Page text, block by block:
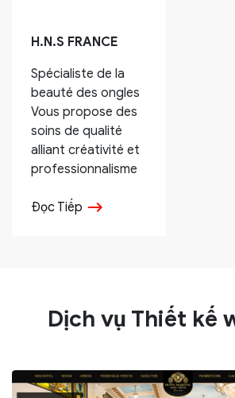
H.N.S FRANCE
Spécialiste de la
beauté des ongles
Vous propose des
soins de qualité
alliant créativité et
professionnalisme
Đọc Tiếp
Dịch vụ Thiết kế